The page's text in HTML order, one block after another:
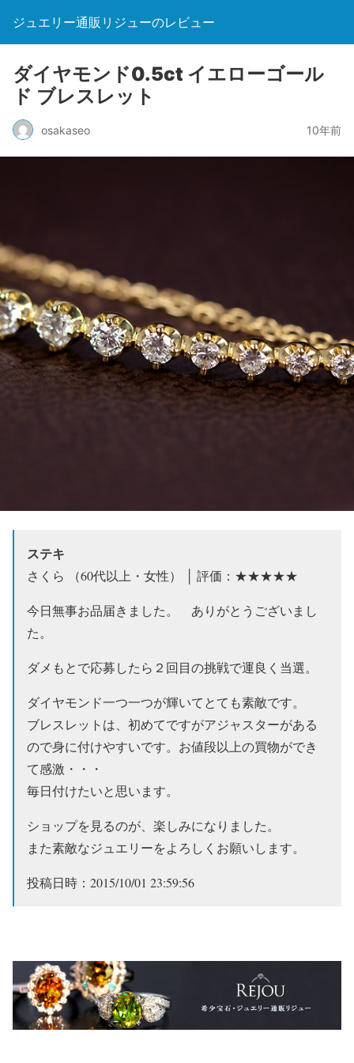
ジュエリー通販リジューのレビュー
ダイヤモンド0.5ct イエローゴール
ド ブレスレット
osakaseo 10年前
ステキ
さくら （60代以上・女性） │ 評価：★★★★★
今日無事お品届きました。 ありがとうございまし
た。
ダメもとで応募したら２回目の挑戦で運良く当選。
ダイヤモンド一つ一つが輝いてとても素敵です。
ブレスレットは、初めてですがアジャスターがある
ので身に付けやすいです。お値段以上の買物ができ
て感激・・・
毎日付けたいと思います。
ショップを見るのが、楽しみになりました。
また素敵なジュエリーをよろしくお願いします。
投稿日時：2015/10/01 23:59:56